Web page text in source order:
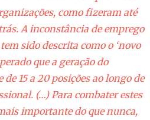
como fizeram até
A inconstância de emprego
sido descrita como o ‘novo
que a geração do
15 a 20 posições ao longo de
(…) Para combater estes
importante do que nunca,